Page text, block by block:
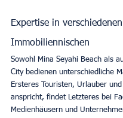
Expertise in verschiedenen
Immobiliennischen
Sowohl Mina Seyahi Beach als
City bedienen unterschiedliche
Ersteres Touristen, Urlauber
anspricht, findet Letzteres bei
Medienhäusern und